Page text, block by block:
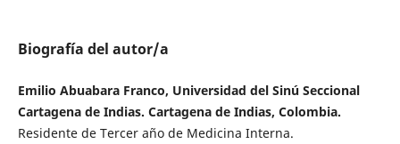
Biografía del autor/a
Emilio Abuabara Franco, Universidad del Sinú Seccional
Cartagena de Indias. Cartagena de Indias, Colombia.
Residente de Tercer año de Medicina Interna.